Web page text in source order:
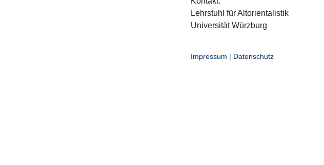
Lehrstuhl für Altorientalistik
Universität Würzburg
Impressum | Datenschutz